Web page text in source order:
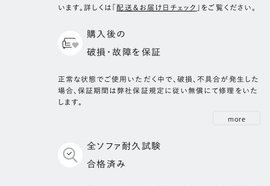
24kg/m3の弾力のあるハードタイプ高密度ウレタン
います。詳しくは「配送＆お届け日チェック 」をご覧ください。
購入後の
破損・故障を保証
正常な状態でご使用いただく中で、破損、不具合が発生した
場合、保証期間は弊社保証規定に従い無償にて修理をいた
します。
more
全ソファ耐久試験
合格済み